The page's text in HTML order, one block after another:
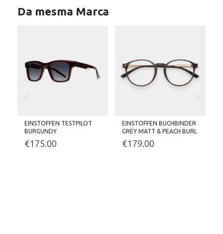
Da mesma Marca
EINSTOFFEN TESTPILOT
BURGUNDY
€175.00
EINSTOFFEN BUCHBINDER
GREY MATT & PEACH BURL
€179.00